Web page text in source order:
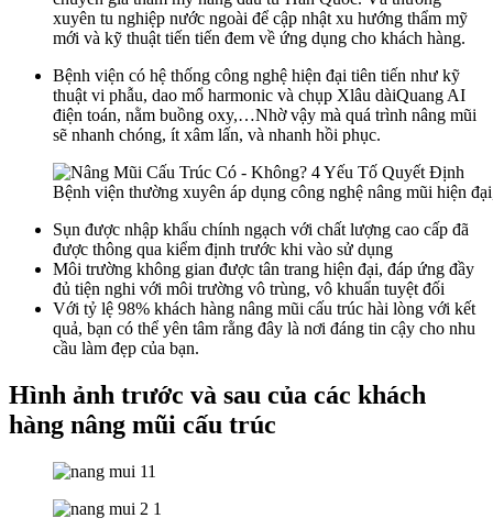
xuyên tu nghiệp nước ngoài để cập nhật xu hướng thẩm mỹ
mới và kỹ thuật tiến tiến đem về ứng dụng cho khách hàng.
Bệnh viện có hệ thống công nghệ hiện đại tiên tiến như kỹ
thuật vi phẫu, dao mổ harmonic và chụp Xlâu dàiQuang AI
điện toán, nằm buồng oxy,…Nhờ vậy mà quá trình nâng mũi
sẽ nhanh chóng, ít xâm lấn, và nhanh hồi phục.
Bệnh viện thường xuyên áp dụng công nghệ nâng mũi hiện
Sụn được nhập khẩu chính ngạch với chất lượng cao cấp đã
được thông qua kiểm định trước khi vào sử dụng
Môi trường không gian được tân trang hiện đại, đáp ứng đầy
đủ tiện nghi với môi trường vô trùng, vô khuẩn tuyệt đối
Với tỷ lệ 98% khách hàng nâng mũi cấu trúc hài lòng với kết
quả, bạn có thể yên tâm rằng đây là nơi đáng tin cậy cho nhu
cầu làm đẹp của bạn.
Hình ảnh trước và sau của các khách
hàng nâng mũi cấu trúc